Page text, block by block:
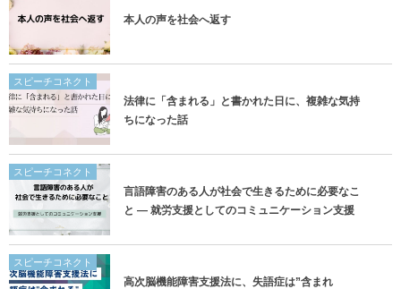
本人の声を社会へ返す
スピーチコネクト
法律に「含まれる」と書かれた日に、複雑な気持
ちになった話
スピーチコネクト
言語障害のある人が社会で生きるために必要なこ
と ― 就労支援としてのコミュニケーション支援
スピーチコネクト
高次脳機能障害支援法に、失語症は”含まれ